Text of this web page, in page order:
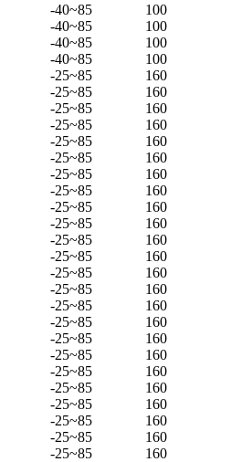
-40~85
100
-40~85
100
-40~85
100
-40~85
100
-25~85
160
-25~85
160
-25~85
160
-25~85
160
-25~85
160
-25~85
160
-25~85
160
-25~85
160
-25~85
160
-25~85
160
-25~85
160
-25~85
160
-25~85
160
-25~85
160
-25~85
160
-25~85
160
-25~85
160
-25~85
160
-25~85
160
-25~85
160
-25~85
160
-25~85
160
-25~85
160
-25~85
160